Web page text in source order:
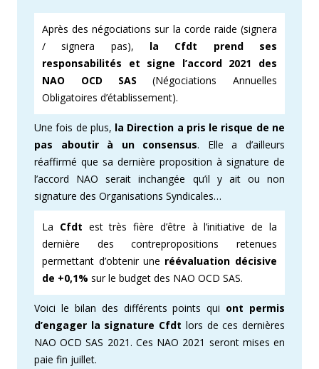
Après des négociations sur la corde raide (signera
/ signera pas), la Cfdt prend ses
responsabilités et signe l’accord 2021 des
NAO OCD SAS (Négociations Annuelles
Obligatoires d’établissement).
Une fois de plus, la Direction a pris le risque de ne
pas aboutir à un consensus. Elle a d’ailleurs
réaffirmé que sa dernière proposition à signature de
l’accord NAO serait inchangée qu’il y ait ou non
signature des Organisations Syndicales…
La Cfdt est très fière d’être à l’initiative de la
dernière des contrepropositions retenues
permettant d’obtenir une réévaluation décisive
de +0,1% sur le budget des NAO OCD SAS.
Voici le bilan des différents points qui ont permis
d’engager la signature Cfdt lors de ces dernières
NAO OCD SAS 2021. Ces NAO 2021 seront mises en
paie fin juillet.